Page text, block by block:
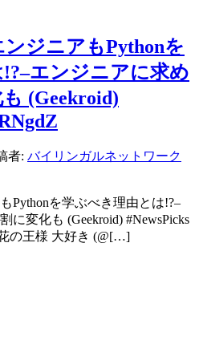
ジニアもPythonを
エンジニアに求め
(Geekroid)
者: バイリンガルネットワーク
Pythonを学ぶべき理由とは!?–
に変化も (Geekroid) #NewsPicks
の王様 大好き (@[…]